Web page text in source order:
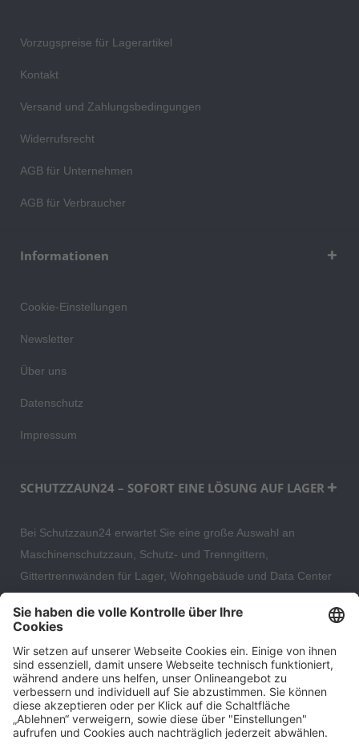
Vorzugspreise für Lagerartikel
Kontakt
Versand und Zahlungsbedingungen
Widerrufsrecht
AGB für Unternehmen
AGB für Verbraucher
Informationen
Cookie-Einstellungen
Newsletter
Über uns
Datenschutz
Impressum
SCHUTZZAUN24 – SOFORT EINE LÖSUNG AUF LAGER
Bei Schutzzaun24 erwartet Sie eine große Auswahl an
Maschinenschutzzaun, Schutz- und Trenngittern,
Gittertrennwänden für Lager, Wohngebäude und Data Center
hochwertige Gartenzäune und Zaunsysteme für die sichere
öffentlichen Grundstücken. Darüber hinaus finden Sie bei uns
Produkte der Betriebsausstattung, wie Absperrtechnik,
Transportgeräte, Verkehrssicherung sowie Bau- und
Eventsicherung.